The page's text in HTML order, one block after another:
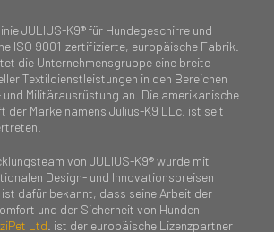
JULIUS-K9® für Hundegeschirre und
ISO 9001-zertifizierte, europäische Fabrik.
die Unternehmensgruppe eine breite
Textildienstleistungen in den Bereichen
Militärausrüstung an. Die amerikanische
der Marke namens Julius-K9 LLc. ist seit
von JULIUS-K9® wurde mit
Design- und Innovationspreisen
dafür bekannt, dass seine Arbeit der
und der Sicherheit von Hunden
Ltd . ist der europäische Lizenzpartner